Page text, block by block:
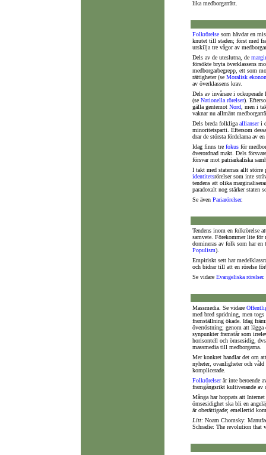
lika medborgarrätt.
Folkrörelse som hävdar en
knutet till staden; först med
urskilja tre vågor av
Dels av de uteslutna, de
försökte bryta överklassens
medborgarbegrepp, ett som
rättigheter (se Moralisk
av överklassens krav.
Dels av invånare i
(se Nationella rörelser).
gälla gentemot Nord , men i
vaknar nu allmänt
Dels breda folkliga allianseri
minoritetsparti. Eftersom
drar de största fördelarna av
Idag finns tre fokus för
överordnad makt. Dels
försvar mot patriarkaliska
I takt med staternas allt större
identitetsrörelser som inte
tendens att olika
paradoxalt nog stärker staten
Se även Pariarörelser.
Tendens inom en folkrörelse
samvete. Förekommer lite
domineras av folk som har en
Populism).
Empiriskt sett har
och bidrar till att en rörelse
Se vidare Evangeliska rörelser.
Massmedia. Se vidare
med bred spridning, men
framställning ökade. Idag
överröstning; genom att lägga
synpunkter framstår som
horisontell och ömsesidig,
massmedia till medborgarna.
Mer konkret handlar det om
nyheter, ovanligheter och
komplicerade.
Folkrörelserär inte beroende
framgångsrikt kultiverande av
Många har hoppats att
ömsesidighet ska bli en
är oberättigade; emellertid
Litt: Noam Chomsky:
Schradie: The revolution that